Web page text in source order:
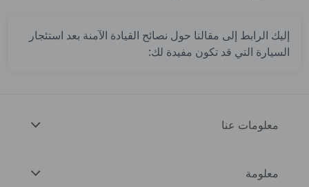
إليك الرابط إلى مقالنا حول نصائح القيادة الآمنة بعد استئجار
السيارة التي قد تكون مفيدة لك:
معلومات عنا
معلومة